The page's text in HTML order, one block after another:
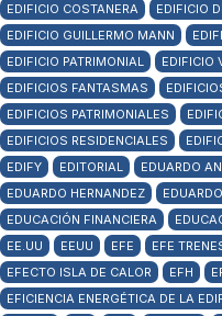
EDIFICIO COSTANERA
EDIFICIO
EDIFICIO GUILLERMO MANN
EDIFICIO PATRIMONIAL
EDIFICIO
EDIFICIOS FANTASMAS
EDIFICIOS PATRIMONIALES
EDIFICIOS RESIDENCIALES
EDIFY
EDITORIAL EDUARDO
EDUARDO HERNANDEZ
EDUCACIÓN FINANCIERA
EE.UU
EEUU EFE EFE
EFECTO ISLA DE CALOR
EFH
EFICIENCIA ENERGÉTICA DE LA